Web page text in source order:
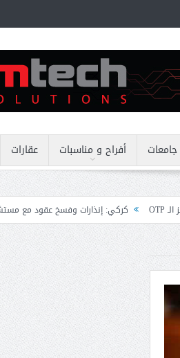
جامعات أفراح و مناسبات عقارات
وفسخ عقود مع مستشفيات مخالفة